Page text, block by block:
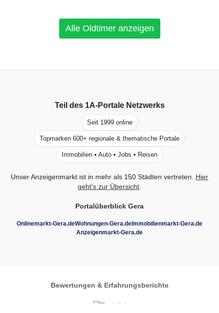
Alle Oldtimer anzeigen
Teil des 1A-PortaleNetzwerks
Seit 1999 online
Topmarken 600+ regionale & thematische Portale
Immobilien • Auto • Jobs • Reisen
Unser Anzeigenmarkt ist in mehr als 150 Städten vertreten.
Hier
geht's zur Übersicht
Portalüberblick Gera
Onlinemarkt-Gera.deWohnungen-Gera.deImmobilienmarkt-Gera.de
Anzeigenmarkt-Gera.de
Bewertungen & Erfahrungsberichte